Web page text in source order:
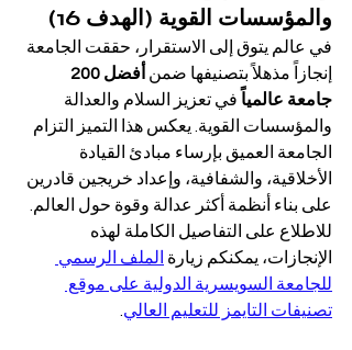
والمؤسسات القوية (الهدف 16)
في عالم يتوق إلى الاستقرار، حققت الجامعة
إنجازاً مذهلاً بتصنيفها ضمن
جامعة عالمياً في تعزيز السلام والعدالة
والمؤسسات القوية. يعكس هذا التميز التزام
الجامعة العميق بإرساء مبادئ القيادة
الأخلاقية، والشفافية، وإعداد خريجين قادرين
على بناء أنظمة أكثر عدالة وقوة حول العالم.
للاطلاع على التفاصيل الكاملة لهذه
الإنجازات، يمكنكم زيارة الملف الرسمي
للجامعة السويسرية الدولية على موقع
تصنيفات التايمز للتعليم العالي